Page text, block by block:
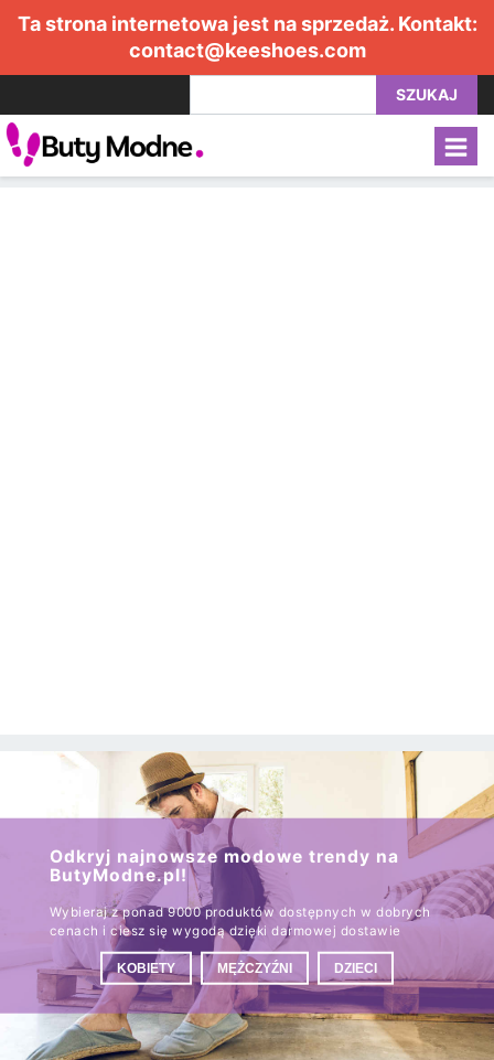
Ta strona internetowa jest na sprzedaż. Kontakt:
contact@keeshoes.com
SZUKAJ
Odkryj najnowsze modowe trendy na
ButyModne.pl!
Wybieraj z ponad 9000 produktów dostępnych w dobrych
cenach i ciesz się wygodą dzięki darmowej dostawie
KOBIETY MĘŻCZYŹNI DZIECI